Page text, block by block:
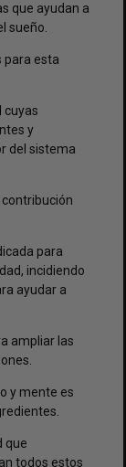
que ayudan a
sueño.
para esta
cuyas
y
del sistema
para
incidiendo
ayudar a
ampliar las
y mente es
que
todos estos